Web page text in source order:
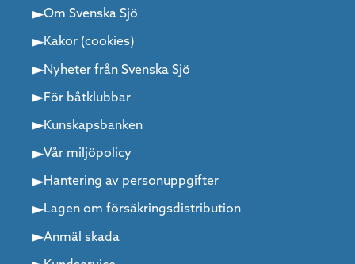
Om Svenska Sjö
Kakor (cookies)
Nyheter från Svenska Sjö
För båtklubbar
Kunskapsbanken
Vår miljöpolicy
Hantering av personuppgifter
Lagen om försäkringsdistribution
Anmäl skada